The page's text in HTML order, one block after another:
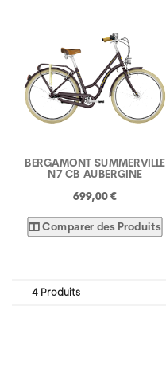
BERGAMONT SUMMERVILLE
N7 CB AUBERGINE
699,00 €
Comparer des Produits
4 Produits